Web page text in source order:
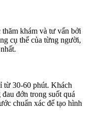
khám và tư vấn bởi
cụ thể của từng người,
từ 30-60 phút. Khách
đớn trong suốt quá
chuẩn xác để tạo hình